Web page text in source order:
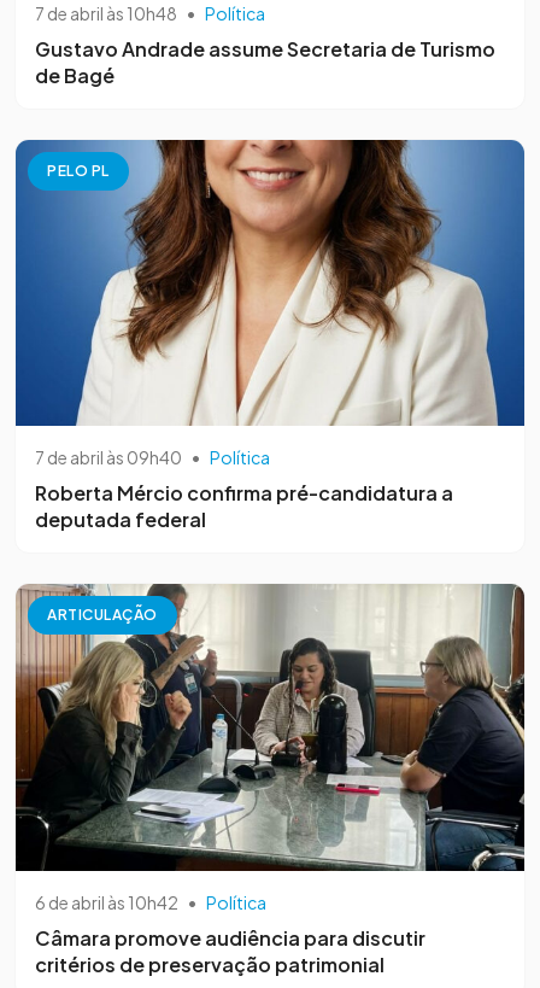
7 de abril às 10h48 • Política
Gustavo Andrade assume Secretaria de Turismo
de Bagé
PELO PL
7 de abril às 09h40 • Política
Roberta Mércio confirma pré-candidatura a
deputada federal
ARTICULAÇÃO
6 de abril às 10h42 • Política
Câmara promove audiência para discutir
critérios de preservação patrimonial